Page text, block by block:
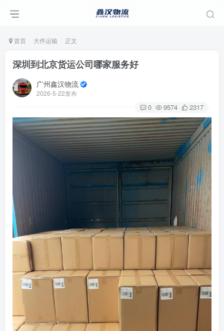
首页 大件运输 正文
深圳到北京货运公司哪家服务好
广州鑫汉物流
2026-5-22发布
0 9574 2317